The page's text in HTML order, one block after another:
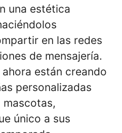
una estética
en las redes
de mensajería.
están creando
personalizadas
mascotas,
único a sus